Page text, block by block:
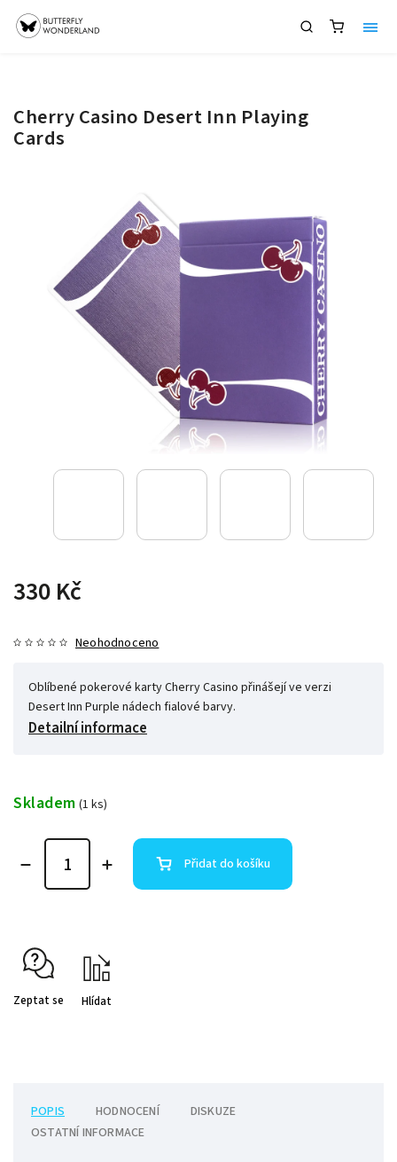
Cherry Casino Desert Inn Playing
Cards
330 Kč
Neohodnoceno
Oblíbené pokerové karty Cherry Casino přinášejí ve verzi
Desert Inn Purple nádech fialové barvy.
Detailní informace
Skladem (1 ks)
Přidat do košíku
Zeptat se Hlídat
POPIS HODNOCENÍ
DISKUZE
OSTATNÍ INFORMACE